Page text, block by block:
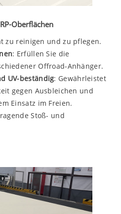
Oberflächen
zu reinigen und zu pflegen.
: Erfüllen Sie die
Offroad-Anhänger.
UV-beständig: Gewährleistet
gegen Ausbleichen und
Einsatz im Freien.
Stoß- und